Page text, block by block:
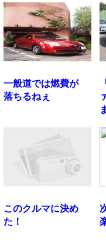
一般道では燃費が
落ちるねぇ
このクルマに決め
た！